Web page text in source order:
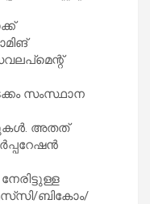
സംസ്ഥാന
അതത്
ബികോം/